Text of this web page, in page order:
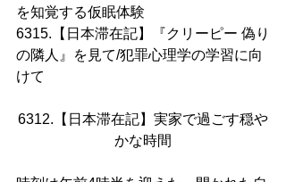
を知覚する仮眠体験
6315.【日本滞在記】『クリーピー 偽り
の隣人』を見て/犯罪心理学の学習に向
けて
6312.【日本滞在記】実家で過ごす穏や
かな時間